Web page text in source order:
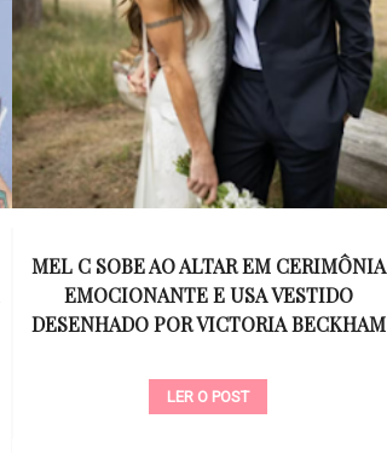
MEL C SOBE AO ALTAR EM CERIMÔNIA
EMOCIONANTE E USA VESTIDO
DESENHADO POR VICTORIA BECKHAM
LER O POST